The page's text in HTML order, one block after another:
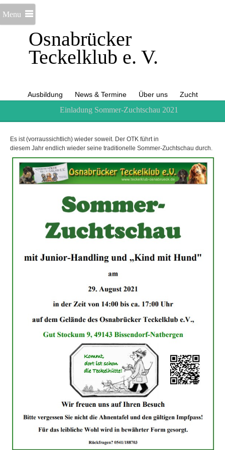
Osnabrücker
Teckelklub e. V.
Menu
Ausbildung News & Termine Über uns Zucht
Einladung Sommer-Zuchtschau 2021
Es ist (vorraussichtlich) wieder soweit. Der OTK führt in
diesem Jahr endlich wieder seine traditionelle Sommer-Zuchtschau durch.